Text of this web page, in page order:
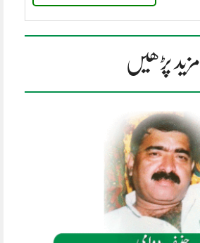
مزید پڑھیں